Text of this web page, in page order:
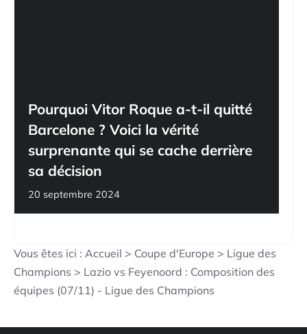
Pourquoi Vitor Roque a-t-il quitté
Barcelone ? Voici la vérité
surprenante qui se cache derrière
sa décision
20 septembre 2024
Vous êtes ici : Accueil > Coupe d'Europe > Ligue des
Champions > Lazio vs Feyenoord : Composition des
équipes (07/11) - Ligue des Champions